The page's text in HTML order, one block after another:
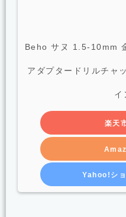
Beho サヌ 1.5-10mm
アダプタードリルチャ
イ
楽天
Yahoo!シ